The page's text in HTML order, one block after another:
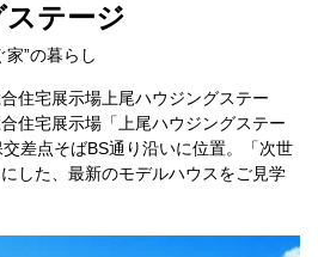
テージ
”の暮らし
住宅展示場上尾ハウジングステー
住宅展示場「上尾ハウジングステー
差点そばBS通り沿いに位置。「次世
した、最新のモデルハウスをご見学